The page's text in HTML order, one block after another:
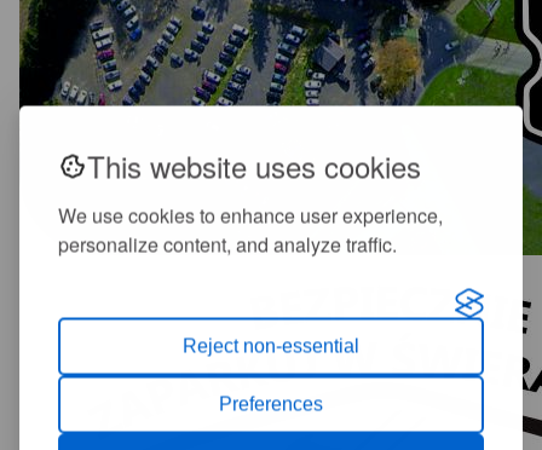
This website uses cookies
We use cookies to enhance user experience,
personalize content, and analyze traffic.
Reject non-essential
Preferences